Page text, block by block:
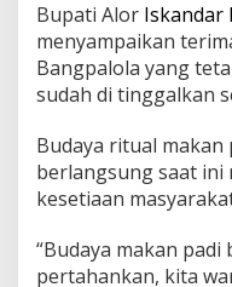
Bupati Alor Iskandar
menyampaikan
Bangpalola yang
sudah di tinggalkan
Budaya ritual makan
berlangsung saat ini
kesetiaan
“Budaya makan padi
pertahankan, kita